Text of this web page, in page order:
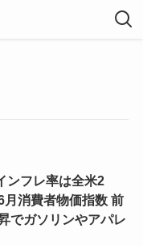
ンフレ率は全米2
月消費者物価指数 前
でガソリンやアパレ